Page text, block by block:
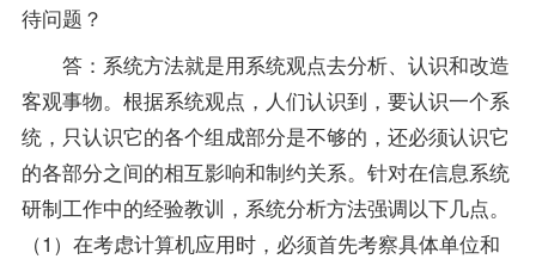
待问题？
答：系统方法就是用系统观点去分析、认识和改造
客观事物。根据系统观点，人们认识到，要认识一个系
统，只认识它的各个组成部分是不够的，还必须认识它
的各部分之间的相互影响和制约关系。针对在信息系统
研制工作中的经验教训，系统分析方法强调以下几点。
（1）在考虑计算机应用时，必须首先考察具体单位和